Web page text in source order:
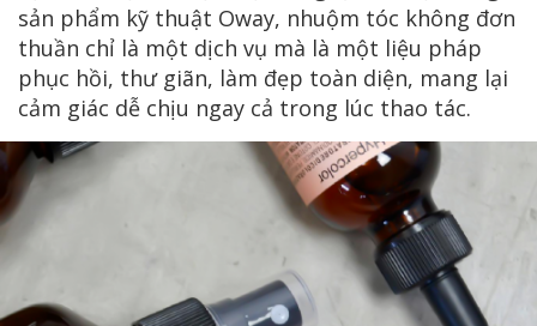
sản phẩm kỹ thuật Oway, nhuộm tóc không đơn
thuần chỉ là một dịch vụ mà là một liệu pháp
phục hồi, thư giãn, làm đẹp toàn diện, mang lại
cảm giác dễ chịu ngay cả trong lúc thao tác.